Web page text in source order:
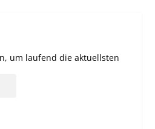
um laufend die aktuellsten